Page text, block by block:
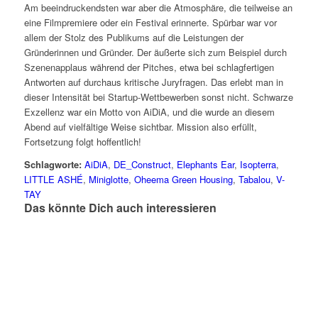
Am beeindruckendsten war aber die Atmosphäre, die teilweise an
eine Filmpremiere oder ein Festival erinnerte. Spürbar war vor
allem der Stolz des Publikums auf die Leistungen der
Gründerinnen und Gründer. Der äußerte sich zum Beispiel durch
Szenenapplaus während der Pitches, etwa bei schlagfertigen
Antworten auf durchaus kritische Juryfragen. Das erlebt man in
dieser Intensität bei Startup-Wettbewerben sonst nicht. Schwarze
Exzellenz war ein Motto von AiDiA, und die wurde an diesem
Abend auf vielfältige Weise sichtbar. Mission also erfüllt,
Fortsetzung folgt hoffentlich!
Schlagworte: AiDiA, DE_Construct, Elephants Ear, Isopterra,
LITTLE ASHÉ, Miniglotte, Oheema Green Housing, Tabalou, V-
TAY
Das könnte Dich auch interessieren